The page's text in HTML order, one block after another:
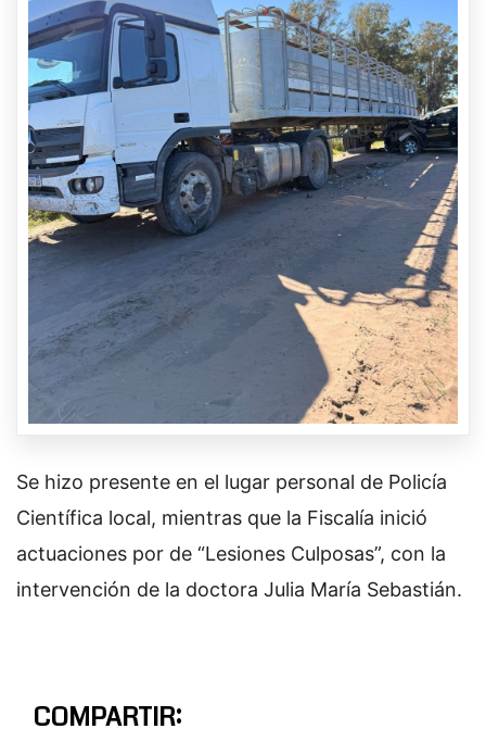
Se hizo presente en el lugar personal de Policía
Científica local, mientras que la Fiscalía inició
actuaciones por de “Lesiones Culposas”, con la
intervención de la doctora Julia María Sebastián.
COMPARTIR: